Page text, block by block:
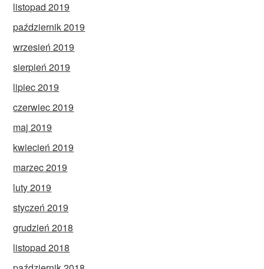
listopad 2019
październik 2019
wrzesień 2019
sierpień 2019
lipiec 2019
czerwiec 2019
maj 2019
kwiecień 2019
marzec 2019
luty 2019
styczeń 2019
grudzień 2018
listopad 2018